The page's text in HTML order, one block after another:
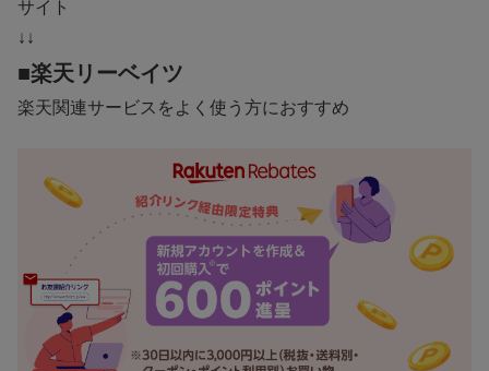
サイト
↓↓
■楽天リーベイツ
楽天関連サービスをよく使う方におすすめ